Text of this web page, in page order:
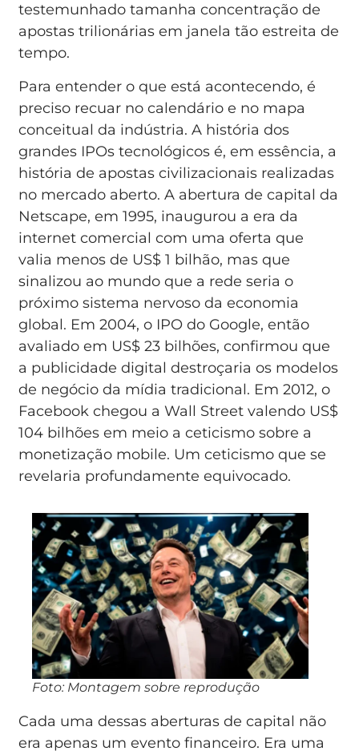
testemunhado tamanha concentração de
apostas trilionárias em janela tão estreita de
tempo.
Para entender o que está acontecendo, é
preciso recuar no calendário e no mapa
conceitual da indústria. A história dos
grandes IPOs tecnológicos é, em essência, a
história de apostas civilizacionais realizadas
no mercado aberto. A abertura de capital da
Netscape, em 1995, inaugurou a era da
internet comercial com uma oferta que
valia menos de US$ 1 bilhão, mas que
sinalizou ao mundo que a rede seria o
próximo sistema nervoso da economia
global. Em 2004, o IPO do Google, então
avaliado em US$ 23 bilhões, confirmou que
a publicidade digital destroçaria os modelos
de negócio da mídia tradicional. Em 2012, o
Facebook chegou a Wall Street valendo US$
104 bilhões em meio a ceticismo sobre a
monetização mobile. Um ceticismo que se
revelaria profundamente equivocado.
Foto: Montagem sobre reprodução
Cada uma dessas aberturas de capital não
era apenas um evento financeiro. Era uma